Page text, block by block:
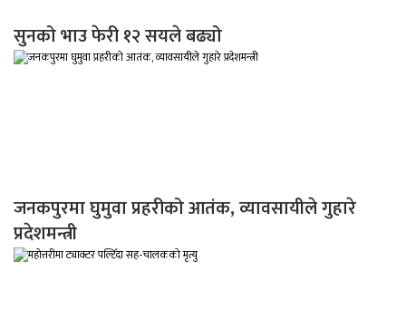
सुनको भाउ फेरी १२ सयले बढ्यो
जनकपुरमा घुमुवा प्रहरीको आतंक, व्यावसायीले गुहारे
प्रदेशमन्त्री